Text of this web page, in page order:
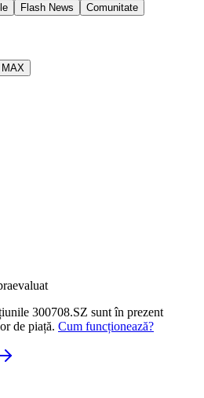
Flash News Comunitate
MAX
300708.SZ sunt în prezent
de piață. Cum funcționează?